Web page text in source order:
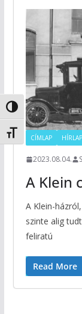
Nagy kontraszt
Betűméret váltása
CÍMLAP HÍRLAP
2023.08.04.
A Klein
A Klein-
szinte alig
feliratú
Read More